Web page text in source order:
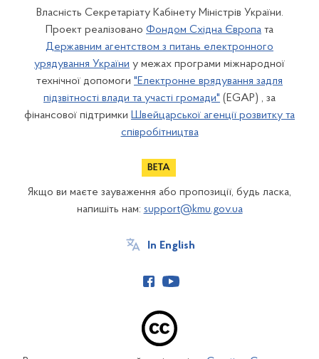
Власність Секретаріату Кабінету Міністрів України.
Проект реалізовано Фондом Східна Європа та
Державним агентством з питань електронного
урядування України у межах програми міжнародної
технічної допомоги "Електронне врядування задля
підзвітності влади та участі громади" (EGAP) , за
фінансової підтримки Швейцарської агенції розвитку та
співробітництва
Якщо ви маєте зауваження або пропозиції, будь ласка,
напишіть нам: support@kmu.gov.ua
In English